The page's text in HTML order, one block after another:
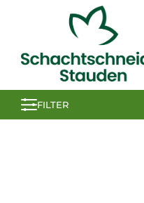
FILTER